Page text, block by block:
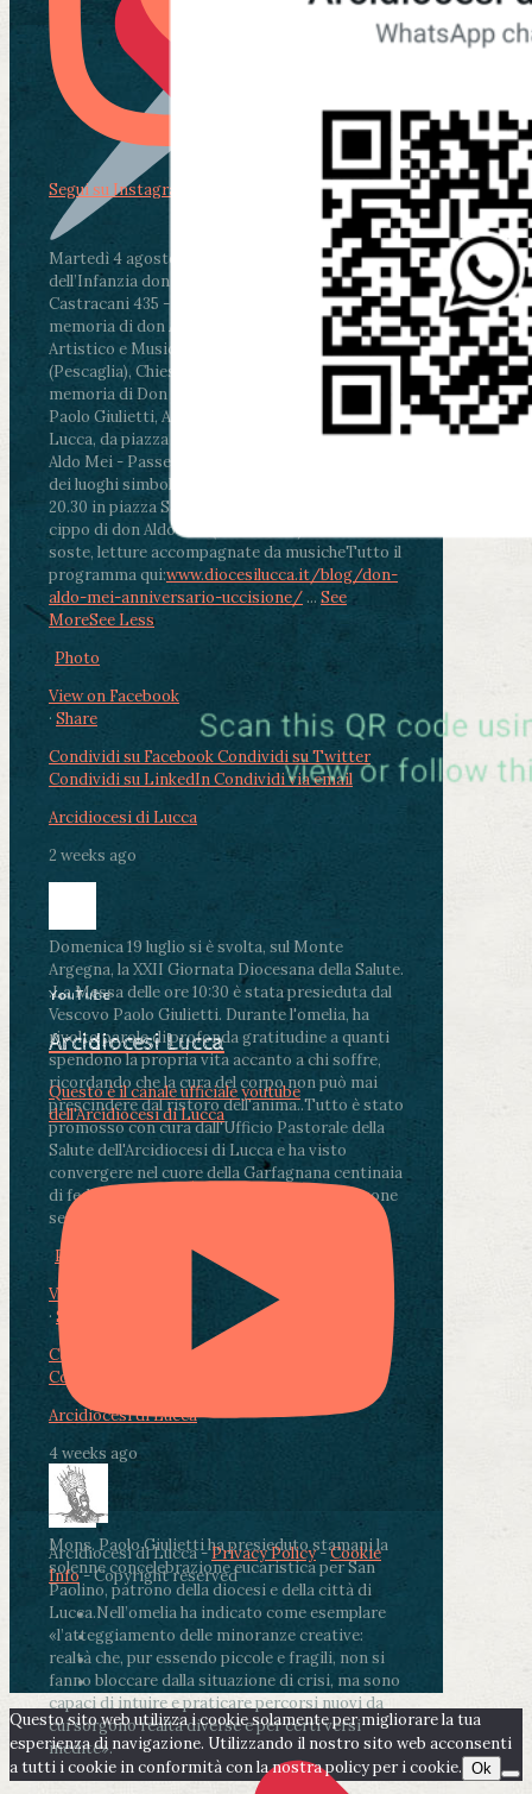
Martedì 4 agosto2026
ore 11:30 - Lucca, Scuola
dell’Infanzia don Aldo Mei - Viale Castruccio
Castracani 435 - Inaugurazione murales in
memoria di don Aldo Mei curato dal Liceo
Artistico e Musicale “Passaglia”
ore 18 - Fiano
(Pescaglia), Chiesa parrocchiale - Messa in
memoria di Don Aldo Mei celebrata da mons.
Paolo Giulietti, Arcivescovo di Lucca
ore 20.30 -
Lucca, da piazza San Michele al Cippo di don
Aldo Mei - Passeggiata della Memoria in alcuni
dei luoghi simbolo della città. Ritrovo alle ore
20.30 in piazza San Michele con conclusione al
cippo di don Aldo Mei (Porta Elisa). Durante le
soste, letture accompagnate da musicheTutto il
programma qui:www.diocesilucca.it/blog/don-
aldo-mei-anniversario-uccisione/ ... See
MoreSee Less
Photo
View on Facebook
· Share
Condividi su FacebookCondividi su Twitter
Condividi su LinkedInCondividi via email
Arcidiocesi di Lucca
2 weeks ago
Domenica 19 luglio si è svolta, sul Monte
Argegna, la XXII Giornata Diocesana della Salute.
.La Messa delle ore 10:30 è stata presieduta dal
Vescovo Paolo Giulietti. Durante l'omelia, ha
rivolto parole di profonda gratitudine a quanti
spendono la propria vita accanto a chi soffre,
ricordando che la cura del corpo non può mai
prescindere dal ristoro dell'anima..Tutto è stato
promosso con cura dall'Ufficio Pastorale della
Salute dell'Arcidiocesi di Lucca e ha visto
convergere nel cuore della Garfagnana centinaia
di fedeli, operatori sanitari, volontari e persone
segnate dalla malattia.
Photo
View on Facebook
· Share
Condividi su Facebook
Condividi su LinkedIn
Arcidiocesi di Lucca
4 weeks ago
Mons. Paolo Giulietti ha presieduto stamani la
solenne concelebrazione eucaristica per San
Paolino, patrono della diocesi e della città di
Lucca.Nell’omelia ha indicato come esemplare
«l’atteggiamento delle minoranze creative:
realtà che, pur essendo piccole e fragili, non si
fanno bloccare dalla situazione di crisi, ma sono
capaci di intuire e praticare percorsi nuovi da
cui sorgono realtà diverse e per certi versi
inedite».
Segui su Instagram
YouTube
Arcidiocesi Lucca
Questo è il canale ufficiale youtube
dell'Arcidiocesi di Lucca
Arcidiocesi di Lucca -Privacy Policy-Cookie
Info- Copyright reserved
Questo sito web utilizza i cookie solamente per migliorare la tua
esperienza di navigazione. Utilizzando il nostro sito web acconsenti
a tutti i cookie in conformità con la nostra policy per i cookie. Ok